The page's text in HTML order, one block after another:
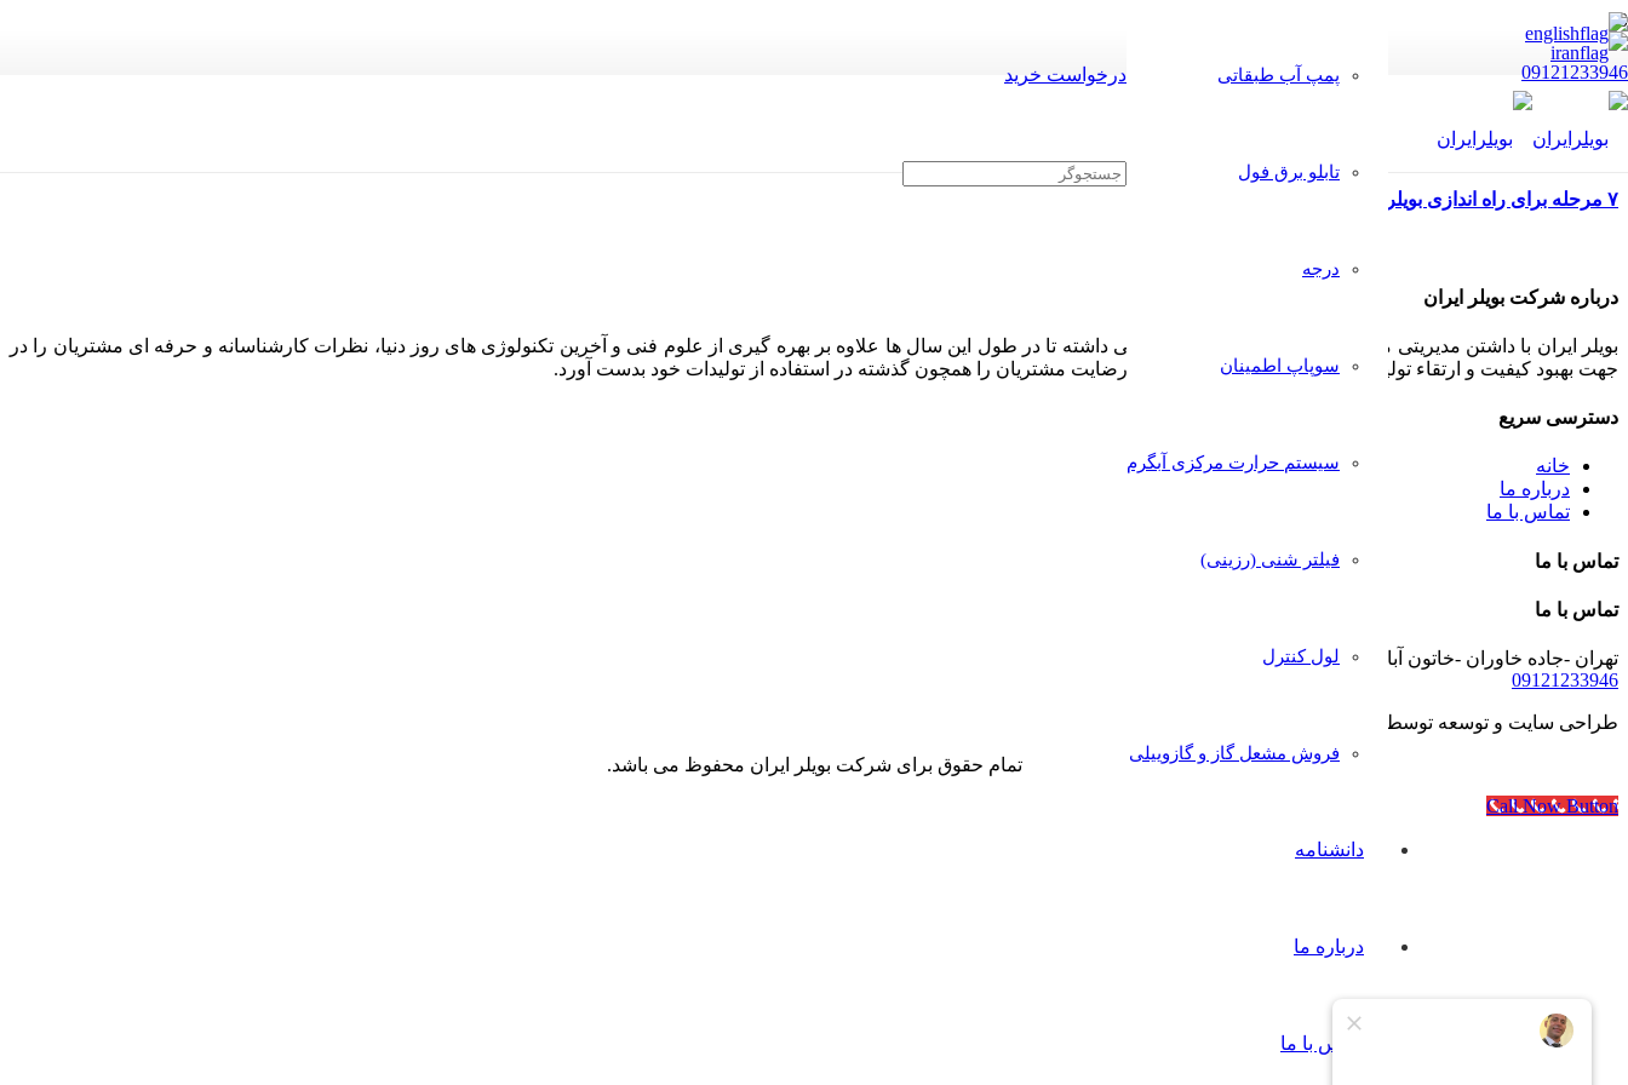
09121233946 پمپ آب طبقاتی
تابلو برق فول
درجه
سوپاپ اطمینان
سیستم حرارت مرکزی آبگرم
فیلتر شنی (رزینی)
لول کنترل
فروش مشعل گاز و گازوییلی
دانشنامه
درباره ما
تماس با ما
درخواست خرید
۷ مرحله برای راه اندازی بویلر پرتابل پشتیبان
درباره شرکت بویلر ایران
بویلر ایران با داشتن مدیریتی مجرب و مشتری مدار همواره سعی داشته تا در طول این سال ها علاوه بر بهره گیری از علوم فنی و آخرین تکنولوژی های روز دنیا، نظرات کارشناسانه و حرفه ای مشتریان را در
جهت بهبود کیفیت و ارتقاء تولیدات خود پذیرا بوده و بکار گیرد تا رضایت مشتریان را همچون گذشته در استفاده از تولیدات خود بدست آورد.
دسترسی سریع
خانه
درباره ما
تماس با ما
تماس با ما
تماس با ما
تهران -جاده خاوران -خاتون آباد- خیابان رجایی- پلاک۴۰
09121233946
طراحی سایت و توسعه توسط
تمام حقوق برای شرکت بویلر ایران محفوظ می باشد.
Call Now Button